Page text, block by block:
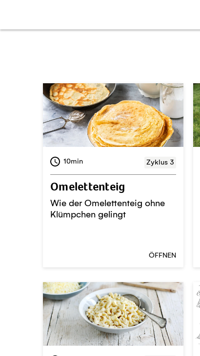
10min Zyklus 3
Omelettenteig
Wie der Omelettenteig ohne
Klümpchen gelingt
ÖFFNEN